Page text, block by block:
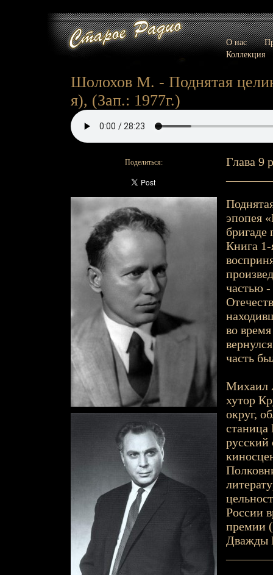
О нас
Коллекция
Шолохов М. - Поднятая
я), (Зап.: 1977г.)
Поделиться:
Глава 9
эпопея
Книга 1-
частью -
во
часть
Михаил
хутор
округ,
станица
русский
России
премии
Дважды